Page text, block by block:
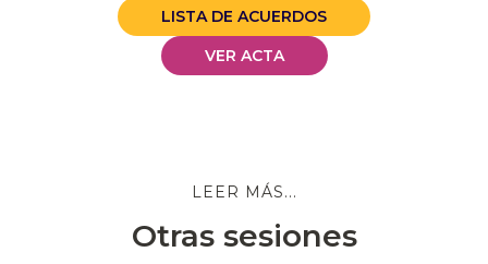
LISTA DE ACUERDOS
VER ACTA
LEER MÁS...
Otras sesiones